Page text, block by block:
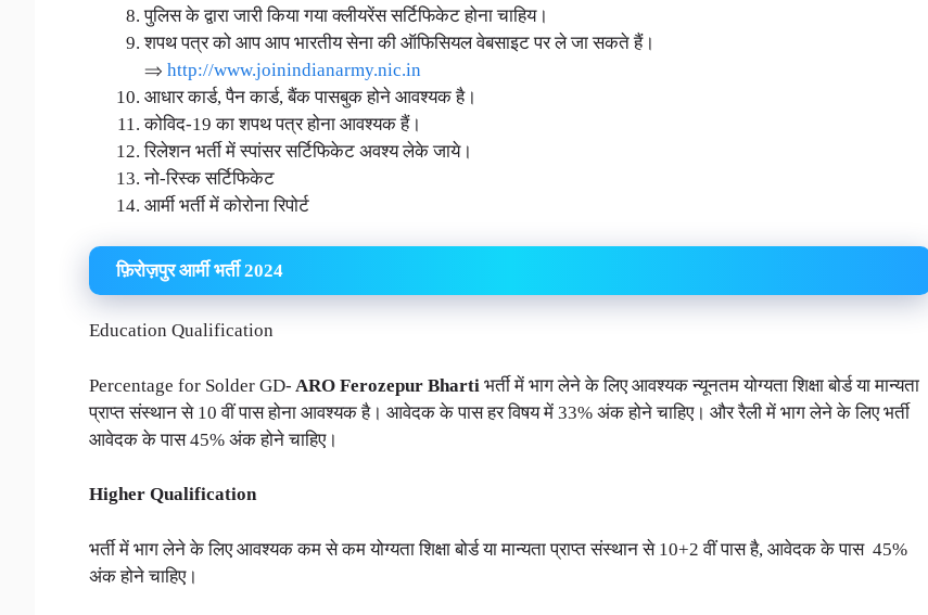
पुलिस के द्वारा जारी किया गया क्लीयरेंस सर्टिफिकेट होना चाहिय।
शपथ पत्र को आप आप भारतीय सेना की ऑफिसियल वेबसाइट पर ले जा सकते हैं।
⇒ http://www.joinindianarmy.nic.in
आधार कार्ड, पैन कार्ड, बैंक पासबुक होने आवश्यक है।
कोविद-19 का शपथ पत्र होना आवश्यक हैं।
रिलेशन भर्ती में स्पांसर सर्टिफिकेट अवश्य लेके जाये।
नो-रिस्क सर्टिफिकेट
आर्मी भर्ती में कोरोना रिपोर्ट
फ़िरोज़पुर आर्मी भर्ती 2024
Education Qualification
Percentage for Solder GD- ARO Ferozepur Bharti भर्ती में भाग लेने के लिए आवश्यक न्यूनतम योग्यता शिक्षा बोर्ड या मान्यता
प्राप्त संस्थान से 10 वीं पास होना आवश्यक है। आवेदक के पास हर विषय में 33% अंक होने चाहिए। और रैली में भाग लेने के लिए भर्ती
आवेदक के पास 45% अंक होने चाहिए।
Higher Qualification
भर्ती में भाग लेने के लिए आवश्यक कम से कम योग्यता शिक्षा बोर्ड या मान्यता प्राप्त संस्थान से 10+2 वीं पास है, आवेदक के पास 45%
अंक होने चाहिए।